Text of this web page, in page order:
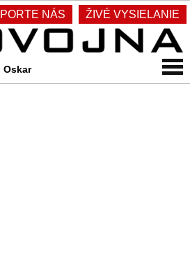
NÁS ŽIVÉ VYSIELANIE
Oskar